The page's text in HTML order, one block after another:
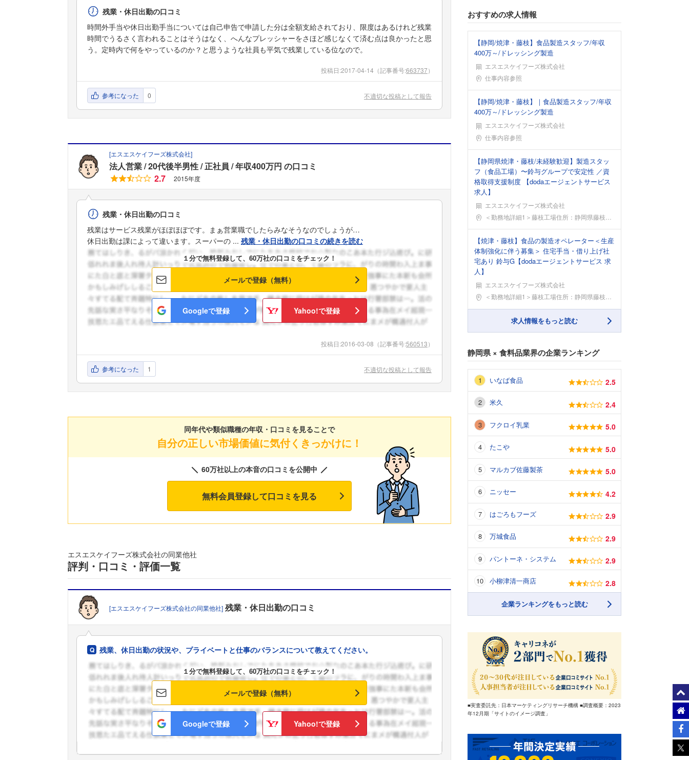
フォローしました
こちらの企業もフォローしませんか？
残業・休日出勤の口コミ
時間外手当や休日出勤手当については自己申告で申請した分は全額支給されており、限度はあるけれど残業
時間でうるさく言われることはそうはなく、へんなプレッシャーをさほど感じなくて済む点は良かったと思
う。定時内で何をやっているのか？と思うような社員も平気で残業している位なので。
投稿日:2017-04-14 （記事番号:663737）
参考になった 0 不適切な投稿として報告
[エスエスケイフーズ株式会社]
法人営業 20代後半男性 正社員 年収400万円 の口コミ
2.7
2015年度
残業・休日出勤の口コミ
残業はサービス残業がほぼほぼです。まぁ営業職でしたらみなそうなのでしょうが…
休日出勤は課によって違います。スーパーの ... 残業・休日出勤の口コミの続きを読む
１分で無料登録して、60万社の口コミをチェック！
メールで登録（無料）
Googleで登録 Yahoo!で登録
投稿日:2016-03-08 （記事番号:560513）
参考になった 1 不適切な投稿として報告
同年代や類似職種の年収・口コミを見ることで
自分の正しい市場価値に気付くきっかけに！
60万社以上の本音の口コミを公開中
無料会員登録して口コミを見る
エスエスケイフーズ株式会社の同業他社
評判・口コミ・評価一覧
[エスエスケイフーズ株式会社の同業他社] 残業・休日出勤の口コミ
残業、休日出勤の状況や、プライベートと仕事のバランスについて教えてください。
１分で無料登録して、60万社の口コミをチェック！
メールで登録（無料）
Googleで登録 Yahoo!で登録
おすすめの求人情報
【静岡/焼津・藤枝】食品製造スタッフ/年収
400万～/ドレッシング製造
エスエスケイフーズ株式会社
勤務地仕事内容参照
【静岡/焼津・藤枝】｜食品製造スタッフ/年収
400万～/ドレッシング製造
エスエスケイフーズ株式会社
勤務地仕事内容参照
【静岡県焼津・藤枝/未経験歓迎】製造スタッ
フ（食品工場）〜鈴与グループで安定性 ／資
格取得支援制度 【dodaエージェントサービス
求人】
エスエスケイフーズ株式会社
勤務地＜勤務地詳細1＞藤枝工場住所：静岡県藤枝市藤枝市高
【焼津・藤枝】食品の製造オペレーター＜生産
体制強化に伴う募集＞ 住宅手当・借り上げ社
宅あり 鈴与G【dodaエージェントサービス 求
人】
エスエスケイフーズ株式会社
勤務地＜勤務地詳細1＞藤枝工場住所：静岡県藤枝市藤枝市高
求人情報をもっと読む
静岡県× 食料品業界の企業ランキング
いなば食品 2.5
米久 2.4
フクロイ乳業 5.0
たこや 5.0
マルカブ佐藤製茶 5.0
ニッセー 4.2
はごろもフーズ 2.9
万城食品 2.9
パントーネ・システム 2.9
小柳津清一商店 2.8
企業ランキングをもっと読む
■実査委託先：日本マーケティングリサーチ機構 ■調査概要：2023
年12月期「サイトのイメージ調査」